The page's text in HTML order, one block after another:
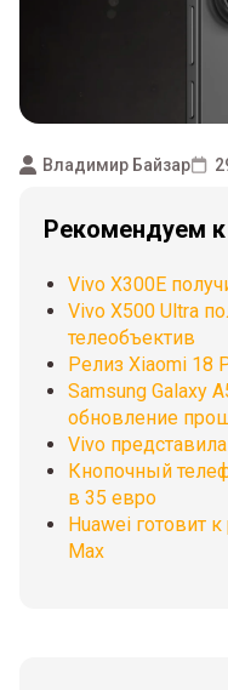
Владимир Байзар
Рекомендуем
Vivo X300E
Vivo X500 Ultra
телеобъектив
Релиз Xiaomi 18
Samsung Galaxy
обновление
Vivo
Кнопочный
в 35 евро
Huawei готовит
Max